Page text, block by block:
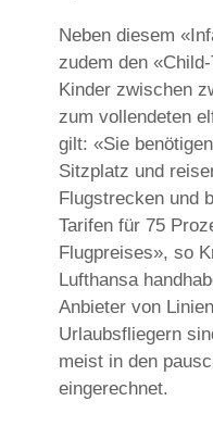
Neben diesem
zudem den
Kinder zwischen
zum vollendeten
gilt: «Sie
Sitzplatz und
Flugstrecken und
Tarifen für 75
Flugpreises», so
Lufthansa
Anbieter von
Urlaubsfliegern
meist in den
eingerechnet.